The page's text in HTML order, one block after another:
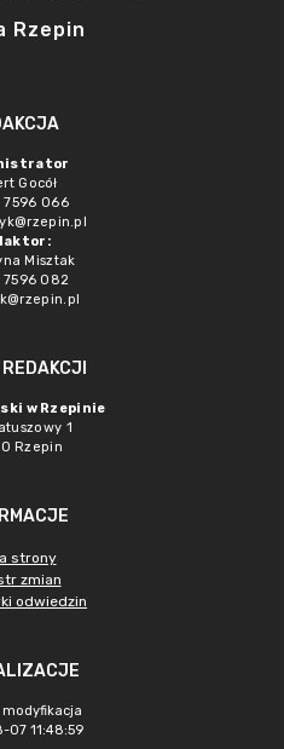
Rzepin
Gocół
7596 066
Misztak
7596 082
w Rzepinie
1
Rzepin
strony
zmian
odwiedzin
modyfikacja
07 11:48:59